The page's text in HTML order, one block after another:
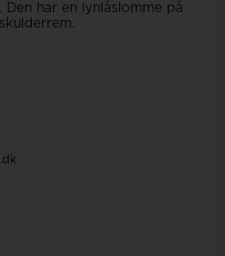
har en lynlåslomme på